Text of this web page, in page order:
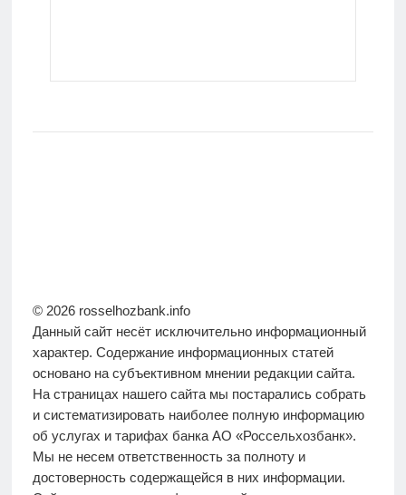
© 2026 rosselhozbank.info
Данный сайт несёт исключительно информационный
характер. Содержание информационных статей
основано на субъективном мнении редакции сайта.
На страницах нашего сайта мы постарались собрать
и систематизировать наиболее полную информацию
об услугах и тарифах банка АО «Россельхозбанк».
Мы не несем ответственность за полноту и
достоверность содержащейся в них информации.